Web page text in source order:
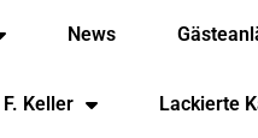
News
Keller Lackierte